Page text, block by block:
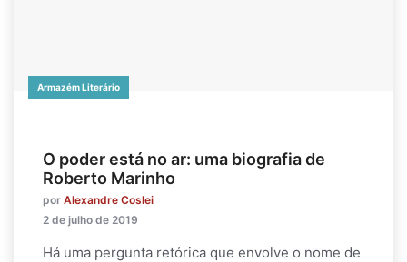
Armazém Literário
O poder está no ar: uma biografia de
Roberto Marinho
por Alexandre Coslei
2 de julho de 2019
Há uma pergunta retórica que envolve o nome de